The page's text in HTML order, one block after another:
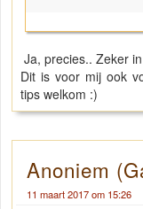
Ja, precies.. Zeker
Dit is voor mij ook
tips welkom :)
Anoniem
11 maart 2017 om 15:26